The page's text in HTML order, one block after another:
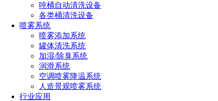
吨桶自动清洗设备
各类桶清洗设备
喷雾系统
喷雾添加系统
罐体清洗系统
加湿/除臭系统
润滑系统
空调喷雾降温系统
人造景观喷雾系统
行业应用
结构紧凑，外形小巧，适用于直管、弯管、支管等不同结构的
管道清洗。
可清洗直径范围广：管道内径Ø100-Ø800mm
3. 多种喷孔角度设计，清洗无死角
后喷孔：提供推进力，兼具拖曳与清洗功能。
侧喷孔（通常15°~45°）：集中冲击管壁。